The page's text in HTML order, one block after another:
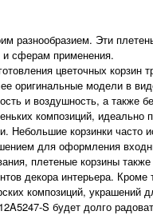
разнообразием. Эти
сферам применения.
цветочных корзин
оригинальные модели в
и воздушность, а также
композиций,
Небольшие корзинки
для оформления
плетеные корзины
декора интерьера.
композиций,
S будет долго